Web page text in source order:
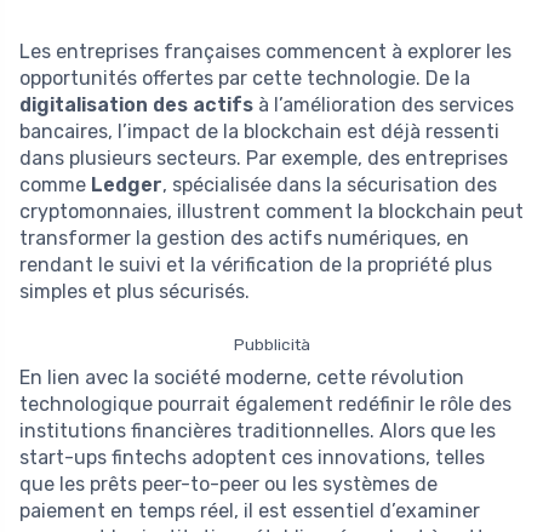
Les entreprises françaises commencent à explorer les
opportunités offertes par cette technologie. De la
digitalisation des actifs à l’amélioration des services
bancaires, l’impact de la blockchain est déjà ressenti
dans plusieurs secteurs. Par exemple, des entreprises
comme Ledger, spécialisée dans la sécurisation des
cryptomonnaies, illustrent comment la blockchain peut
transformer la gestion des actifs numériques, en
rendant le suivi et la vérification de la propriété plus
simples et plus sécurisés.
Pubblicità
En lien avec la société moderne, cette révolution
technologique pourrait également redéfinir le rôle des
institutions financières traditionnelles. Alors que les
start-ups fintechs adoptent ces innovations, telles
que les prêts peer-to-peer ou les systèmes de
paiement en temps réel, il est essentiel d’examiner